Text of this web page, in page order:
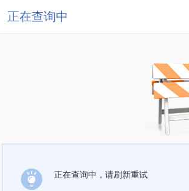
正在查询中
正在查询中，请刷新重试